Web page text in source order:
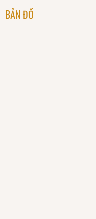
BẢN ĐỒ